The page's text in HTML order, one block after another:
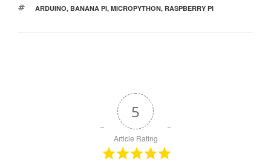
МЕТКИ
ARDUINO, BANANA PI, MICROPYTHON, RASPBERRY PI
5
Article Rating